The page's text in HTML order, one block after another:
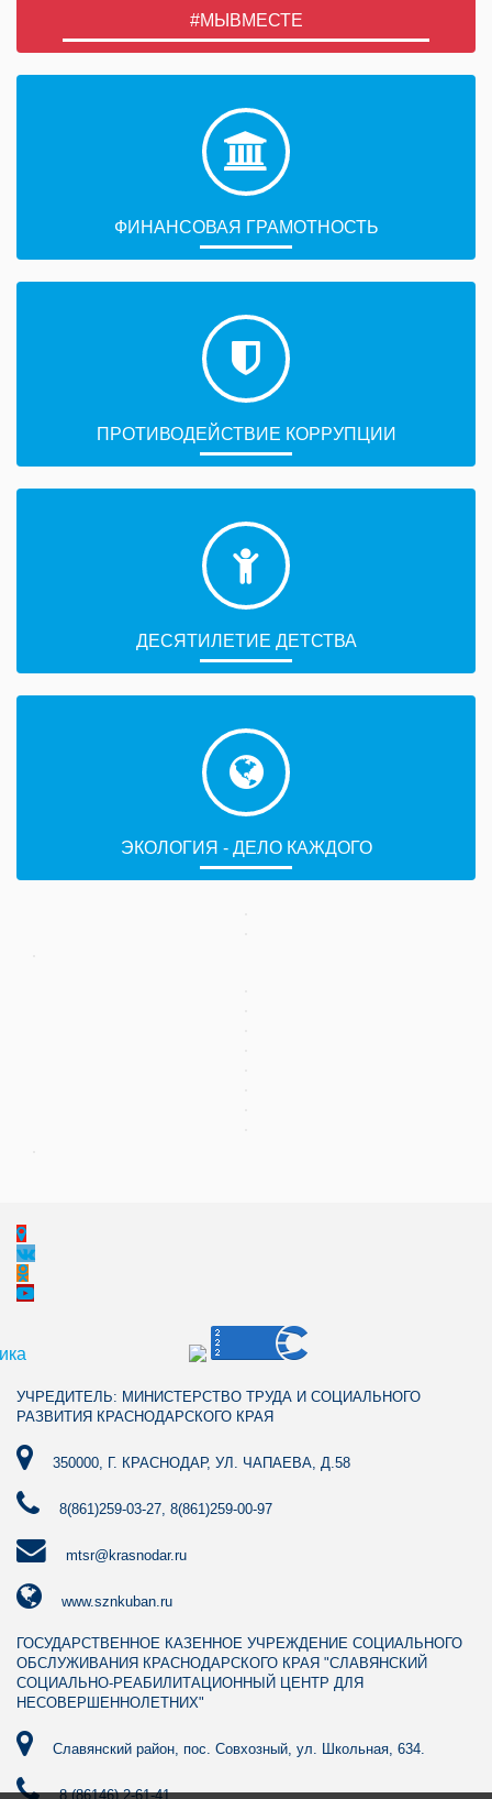
#МЫВМЕСТЕ
ФИНАНСОВАЯ ГРАМОТНОСТЬ
ПРОТИВОДЕЙСТВИЕ КОРРУПЦИИ
ДЕСЯТИЛЕТИЕ ДЕТСТВА
ЭКОЛОГИЯ - ДЕЛО КАЖДОГО
УЧРЕДИТЕЛЬ: МИНИСТЕРСТВО ТРУДА И СОЦИАЛЬНОГО
РАЗВИТИЯ КРАСНОДАРСКОГО КРАЯ
350000, Г. КРАСНОДАР, УЛ. ЧАПАЕВА, Д.58
8(861)259-03-27, 8(861)259-00-97
mtsr@krasnodar.ru
www.sznkuban.ru
ГОСУДАРСТВЕННОЕ КАЗЕННОЕ УЧРЕЖДЕНИЕ СОЦИАЛЬНОГО
ОБСЛУЖИВАНИЯ КРАСНОДАРСКОГО КРАЯ "СЛАВЯНСКИЙ
СОЦИАЛЬНО-РЕАБИЛИТАЦИОННЫЙ ЦЕНТР ДЛЯ
НЕСОВЕРШЕННОЛЕТНИХ"
Славянский район, пос. Совхозный, ул. Школьная, 634.
8 (86146) 2-61-41